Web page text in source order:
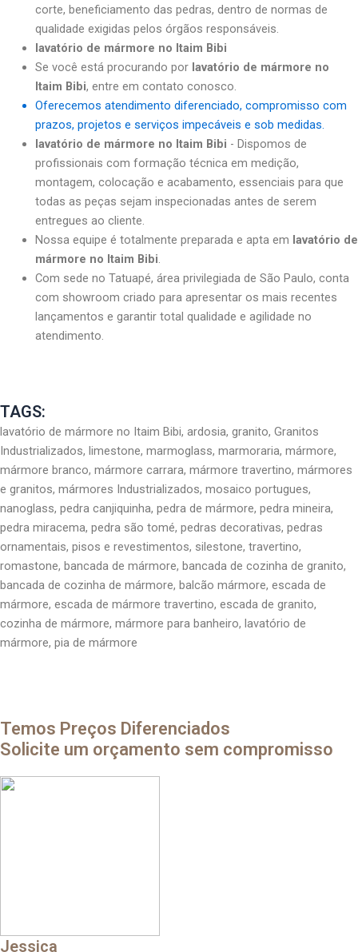
corte, beneficiamento das pedras, dentro de normas de
qualidade exigidas pelos órgãos responsáveis.
lavatório de mármore no Itaim Bibi
Se você está procurando por lavatório de mármore no
Itaim Bibi, entre em contato conosco.
Oferecemos atendimento diferenciado, compromisso com
prazos, projetos e serviços impecáveis e sob medidas.
lavatório de mármore no Itaim Bibi - Dispomos de
profissionais com formação técnica em medição,
montagem, colocação e acabamento, essenciais para que
todas as peças sejam inspecionadas antes de serem
entregues ao cliente.
Nossa equipe é totalmente preparada e apta em lavatório de
mármore no Itaim Bibi.
Com sede no Tatuapé, área privilegiada de São Paulo, conta
com showroom criado para apresentar os mais recentes
lançamentos e garantir total qualidade e agilidade no
atendimento.
TAGS:
lavatório de mármore no Itaim Bibi, ardosia, granito, Granitos
Industrializados, limestone, marmoglass, marmoraria, mármore,
mármore branco, mármore carrara, mármore travertino, mármores
e granitos, mármores Industrializados, mosaico portugues,
nanoglass, pedra canjiquinha, pedra de mármore, pedra mineira,
pedra miracema, pedra são tomé, pedras decorativas, pedras
ornamentais, pisos e revestimentos, silestone, travertino,
romastone, bancada de mármore, bancada de cozinha de granito,
bancada de cozinha de mármore, balcão mármore, escada de
mármore, escada de mármore travertino, escada de granito,
cozinha de mármore, mármore para banheiro, lavatório de
mármore, pia de mármore
Temos Preços Diferenciados
Solicite um orçamento sem compromisso
Jessica